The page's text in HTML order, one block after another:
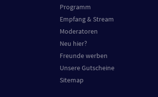
Programm
Empfang & Stream
Moderatoren
Neu hier?
Freunde werben
Unsere Gutscheine
Sitemap